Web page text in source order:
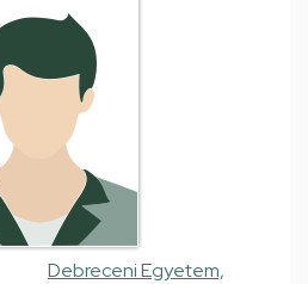
Debreceni Egyetem,